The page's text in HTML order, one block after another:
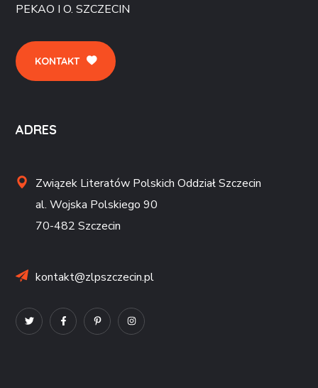
PEKAO I O. SZCZECIN
KONTAKT
ADRES
Związek Literatów Polskich Oddział Szczecin
al. Wojska Polskiego 90
70-482 Szczecin
kontakt@zlpszczecin.pl